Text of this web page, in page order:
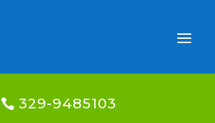
329-9485103